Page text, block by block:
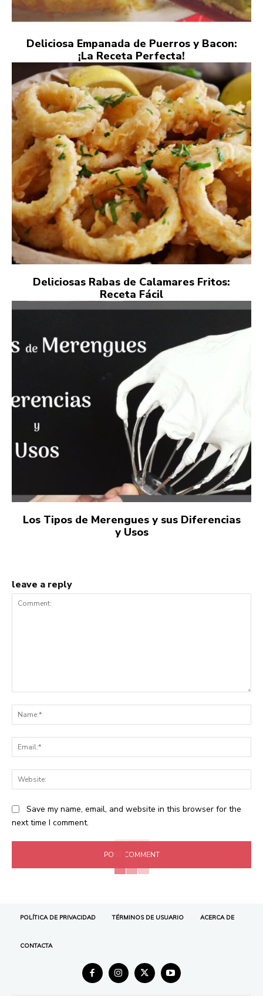
Deliciosa Empanada de Puerros y Bacon:
¡La Receta Perfecta!
Deliciosas Rabas de Calamares Fritos:
Receta Fácil
Los Tipos de Merengues y sus Diferencias
y Usos
leave a reply
Save my name, email, and website in this browser for the
next time I comment.
POLÍTICA DE PRIVACIDAD TÉRMINOS DE USUARIO ACERCA DE
CONTACTA